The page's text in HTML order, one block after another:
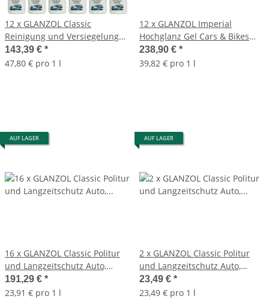
12 x GLANZOL Classic
Reinigung und Versiegelung
Haus & Garten 500ml
Autopolitur
143,39 € *
47,80 € pro 1 l
12 x GLANZOL Imperial
Hochglanz Gel Cars & Bikes
500ml Autopolitur
238,90 € *
39,82 € pro 1 l
AUF LAGER
16 x GLANZOL Classic Politur
und Langzeitschutz Auto,
Motorrad & Busse 500ml
Autopolitur
191,29 € *
23,91 € pro 1 l
AUF LAGER
2 x GLANZOL Classic Politur
und Langzeitschutz Auto,
Motorrad & Busse 500ml
Autopolitur
23,49 € *
23,49 € pro 1 l